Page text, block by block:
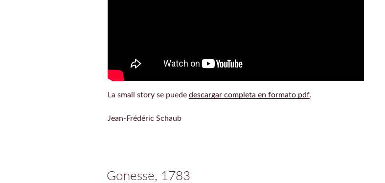
La small story se puede descargar completa en formato pdf.
Jean-Frédéric Schaub
Gonesse, 1783